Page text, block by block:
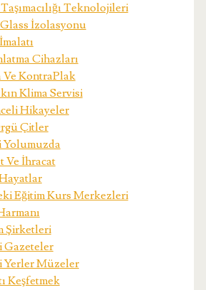
Teknolojileri
İzolasyonu
Cihazları
Ve KontraPlak
Klima Servisi
Hikayeler
Çitler
Yolumuzda
Ve İhracat
Eğitim Kurs Merkezleri
Şirketleri
Gazeteler
Yerler Müzeler
Keşfetmek